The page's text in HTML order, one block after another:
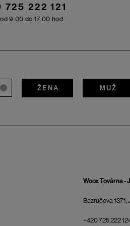
725 222 121
9.00 do 17.00 hod.
i ŽENA MUŽ
Woox Továrna -
Bezručova 1371,
+420 725 222